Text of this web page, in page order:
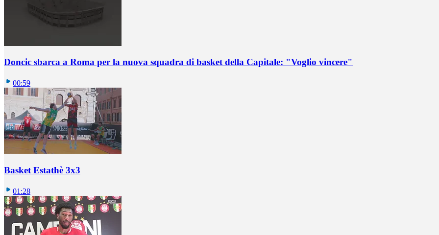
Doncic sbarca a Roma per la nuova squadra di basket della Capitale: "Voglio vincere"
00:59
Basket Estathè 3x3
01:28